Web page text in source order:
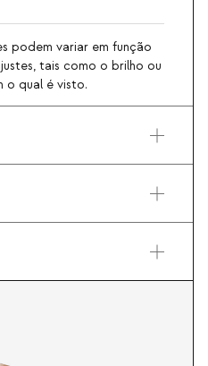
podem variar em função
tais como o brilho ou
o qual é visto.